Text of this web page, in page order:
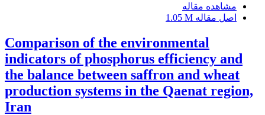
مشاهده مقاله
اصل مقاله 1.05 M
Comparison of the environmental
indicators of phosphorus efficiency and
the balance between saffron and wheat
production systems in the Qaenat region,
Iran